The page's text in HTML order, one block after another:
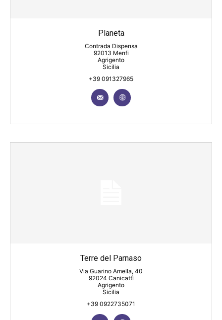
Planeta
Contrada Dispensa
92013 Menfi
Agrigento
Sicilia
+39 091327965
Terre del Parnaso
Via Guarino Amella, 40
92024 Canicattì
Agrigento
Sicilia
+39 0922735071